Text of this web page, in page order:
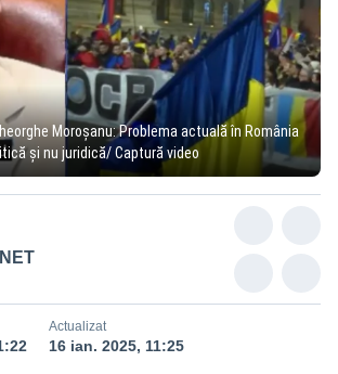
Moroșanu: Problema actuală în România
și nu juridică/ Captură video
Actualizat
16 ian. 2025, 11:25